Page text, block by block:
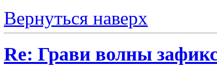
Вернуться наверх
Re: Грави волны